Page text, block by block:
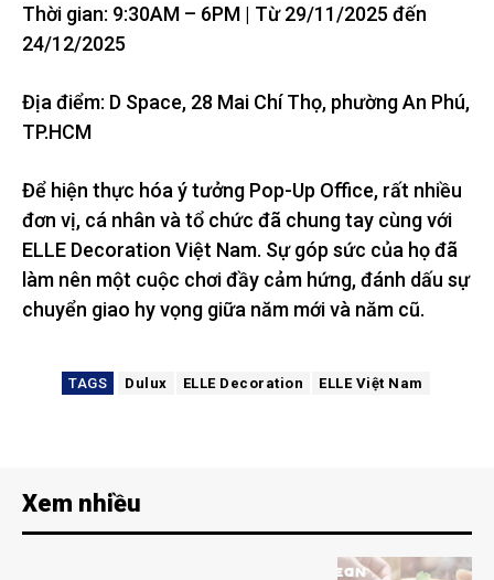
Thời gian: 9:30AM – 6PM | Từ 29/11/2025 đến
24/12/2025
Địa điểm: D Space, 28 Mai Chí Thọ, phường An Phú,
TP.HCM
Để hiện thực hóa ý tưởng Pop-Up Office, rất nhiều
đơn vị, cá nhân và tổ chức đã chung tay cùng với
ELLE Decoration Việt Nam. Sự góp sức của họ đã
làm nên một cuộc chơi đầy cảm hứng, đánh dấu sự
chuyển giao hy vọng giữa năm mới và năm cũ.
TAGS Dulux ELLE Decoration ELLE Việt Nam
Xem nhiều